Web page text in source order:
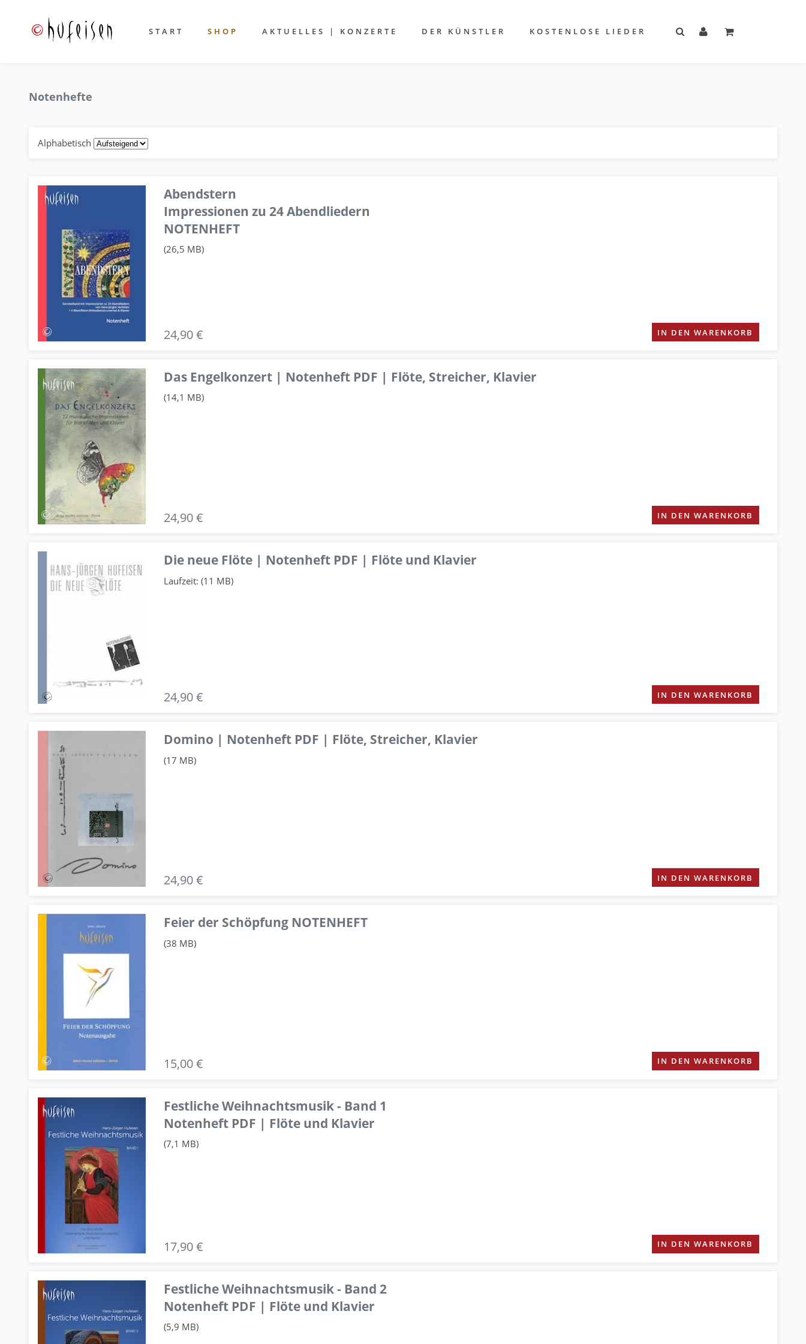
START SHOP AKTUELLES | KONZERTE DER KÜNSTLER KOSTENLOSE LIEDER
Notenhefte
Alphabetisch
Abendstern
Impressionen zu 24 Abendliedern
NOTENHEFT
(26,5 MB)
24,90 € IN DEN WARENKORB
Das Engelkonzert | Notenheft PDF | Flöte, Streicher, Klavier
(14,1 MB)
24,90 € IN DEN WARENKORB
Die neue Flöte | Notenheft PDF | Flöte und Klavier
Laufzeit: (11 MB)
24,90 € IN DEN WARENKORB
Domino | Notenheft PDF | Flöte, Streicher, Klavier
(17 MB)
24,90 € IN DEN WARENKORB
Feier der Schöpfung NOTENHEFT
(38 MB)
15,00 € IN DEN WARENKORB
Festliche Weihnachtsmusik - Band 1
Notenheft PDF | Flöte und Klavier
(7,1 MB)
17,90 € IN DEN WARENKORB
Festliche Weihnachtsmusik - Band 2
Notenheft PDF | Flöte und Klavier
(5,9 MB)